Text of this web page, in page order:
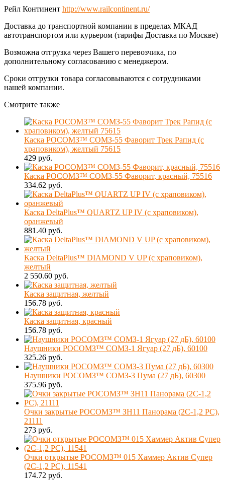
Рейл Континент http://www.railcontinent.ru/
Доставка до транспортной компании в пределах МКАД
автотранспортом или курьером (тарифы Доставка по Москве)
Возможна отгрузка через Вашего перевозчика, по
дополнительному согласованию с менеджером.
Сроки отгрузки товара согласовываются с сотрудниками
нашей компании.
Смотрите также
Каска РОСОМЗ™ СОМЗ-55 Фаворит Трек Рапид (с
храповиком), желтый 75615
429 руб.
Каска РОСОМЗ™ СОМЗ-55 Фаворит, красный, 75516
334.62 руб.
Каска DeltaPlus™ QUARTZ UP IV (с храповиком),
оранжевый
881.40 руб.
Каска DeltaPlus™ DIAMOND V UP (с храповиком),
желтый
2 550.60 руб.
Каска защитная, желтый
156.78 руб.
Каска защитная, красный
156.78 руб.
Наушники РОСОМЗ™ СОМЗ-1 Ягуар (27 дБ), 60100
325.26 руб.
Наушники РОСОМЗ™ СОМЗ-3 Пума (27 дБ), 60300
375.96 руб.
Очки закрытые РОСОМЗ™ ЗН11 Панорама (2С-1,2 PС),
21111
273 руб.
Очки открытые РОСОМЗ™ 015 Хаммер Актив Супер
(2C-1,2 PC), 11541
174.72 руб.